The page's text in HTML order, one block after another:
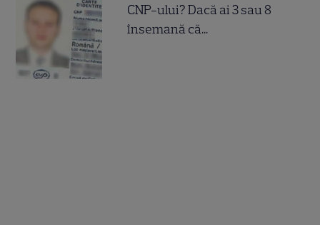
CNP-ului? Dacă ai 3 sau 8
însemană că...